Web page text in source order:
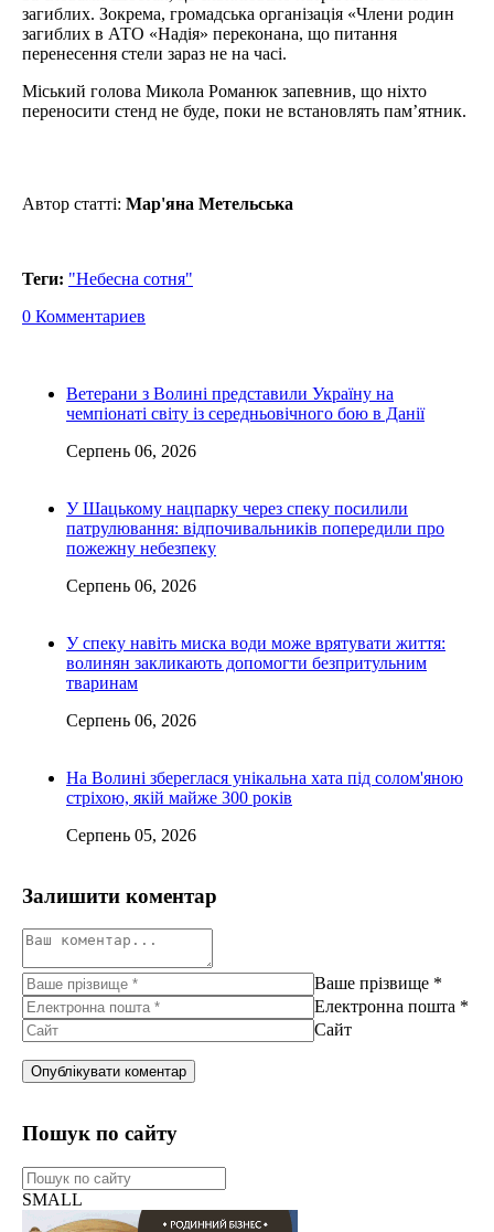
загиблих. Зокрема, громадська організація «Члени родин
загиблих в АТО «Надія» переконана, що питання
перенесення стели зараз не на часі.
Міський голова Микола Романюк запевнив, що ніхто
переносити стенд не буде, поки не встановлять пам’ятник.
Автор статті: Мар'яна Метельська
Теги: "Небесна сотня"
0 Комментариев
Ветерани з Волині представили Україну на
чемпіонаті світу із середньовічного бою в Данії
Серпень 06, 2026
У Шацькому нацпарку через спеку посилили
патрулювання: відпочивальників попередили про
пожежну небезпеку
Серпень 06, 2026
У спеку навіть миска води може врятувати життя:
волинян закликають допомогти безпритульним
тваринам
Серпень 06, 2026
На Волині збереглася унікальна хата під солом'яною
стріхою, якій майже 300 років
Серпень 05, 2026
Залишити коментар
Ваше прізвище *
Електронна пошта *
Сайт
Пошук по сайту
SMALL